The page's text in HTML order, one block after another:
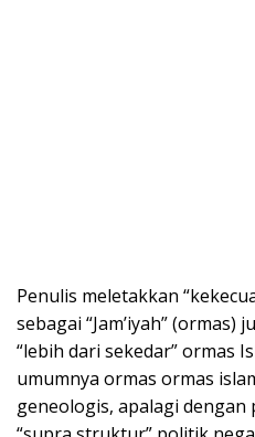
Penulis meletakkan
sebagai “Jam’iyah”
“lebih dari sekedar” ormas
umumnya ormas ormas
geneologis, apalagi